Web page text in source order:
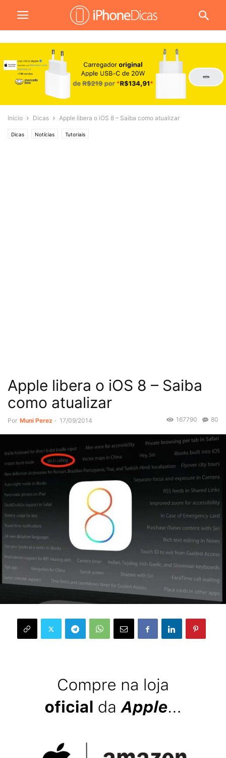
Início Dicas Apple libera o iOS 8 – Saiba como atualizar
Dicas Notícias Tutoriais
Apple libera o iOS 8 – Saiba
como atualizar
Por Muni Perez - 17/09/2014 80
167790